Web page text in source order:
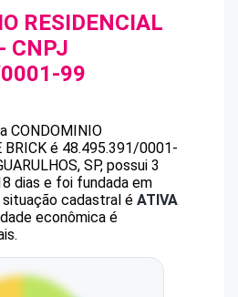
RESIDENCIAL
- CNPJ
99
CONDOMINIO
BRICK é 48.495.391/0001-
SP, possui 3
dias e foi fundada em
situação cadastral é ATIVA
econômica é